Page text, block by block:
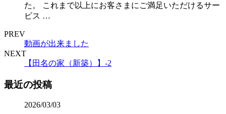
た。 これまで以上にお客さまにご満足いただけるサー
ビス …
PREV
動画が出来ました
NEXT
【田名の家（新築）】-2
最近の投稿
2026/03/03